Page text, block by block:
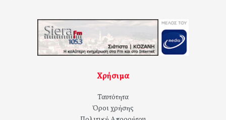
Χρήσιμα
Ταυτότητα
Όροι χρήσης